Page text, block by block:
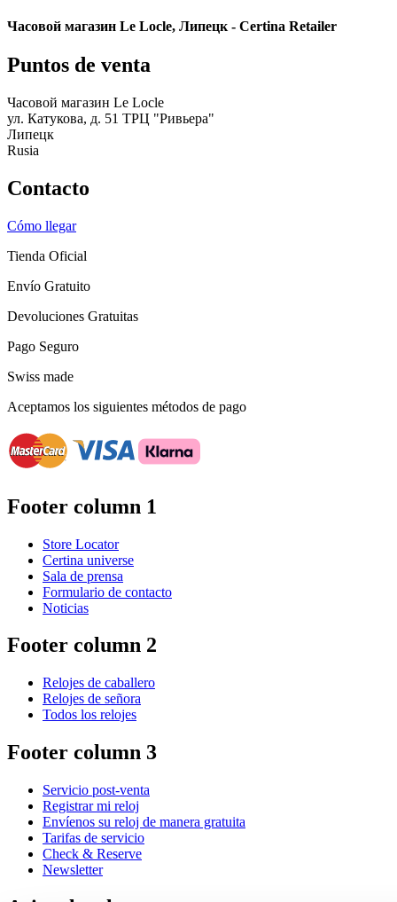
Часовой магазин Le Locle, Липецк - Certina Retailer
Puntos de venta
Часовой магазин Le Locle
ул. Катукова, д. 51 ТРЦ "Ривьера"
Липецк
Rusia
Contacto
Cómo llegar
Tienda Oficial
Envío Gratuito
Devoluciones Gratuitas
Pago Seguro
Swiss made
Aceptamos los siguientes métodos de pago
Footer column 1
Store Locator
Certina universe
Sala de prensa
Formulario de contacto
Noticias
Footer column 2
Relojes de caballero
Relojes de señora
Todos los relojes
Footer column 3
Servicio post-venta
Registrar mi reloj
Envíenos su reloj de manera gratuita
Tarifas de servicio
Check & Reserve
Newsletter